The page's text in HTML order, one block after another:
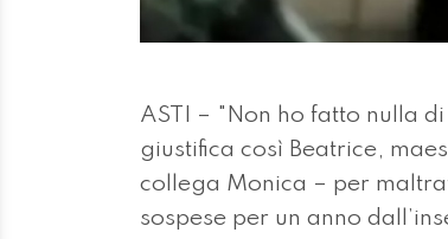
ASTI – "Non ho fatto nulla
giustifica così Beatrice,
collega Monica – per
sospese per un anno